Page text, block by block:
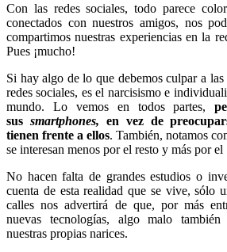
Con las redes sociales, todo parece
conectados con nuestros amigos, nos
compartimos nuestras experiencias en la
Pues ¡mucho!
Si hay algo de lo que debemos culpar a
redes sociales, es el narcisismo e
mundo. Lo vemos en todos partes,
sus smartphones, en vez de
tienen frente a ellos. También, notamos
se interesan menos por el resto y más por
No hacen falta de grandes estudios o
cuenta de esta realidad que se vive, sólo
calles nos advertirá de que, por más
nuevas tecnologías, algo malo
nuestras propias narices.